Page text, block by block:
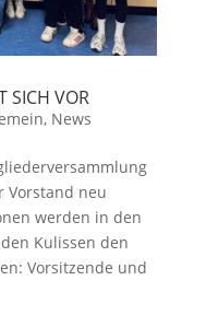
SICH VOR
, News
Vorstand neu
werden in den
Kulissen den
Vorsitzende und